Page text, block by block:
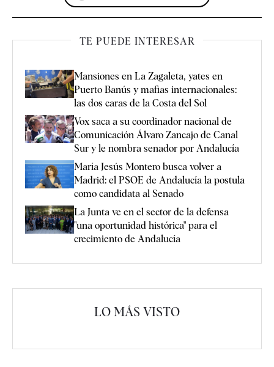
TE PUEDE INTERESAR
Mansiones en La Zagaleta, yates en
Puerto Banús y mafias internacionales:
las dos caras de la Costa del Sol
Vox saca a su coordinador nacional de
Comunicación Álvaro Zancajo de Canal
Sur y le nombra senador por Andalucía
María Jesús Montero busca volver a
Madrid: el PSOE de Andalucía la postula
como candidata al Senado
La Junta ve en el sector de la defensa
"una oportunidad histórica" para el
crecimiento de Andalucía
LO MÁS VISTO